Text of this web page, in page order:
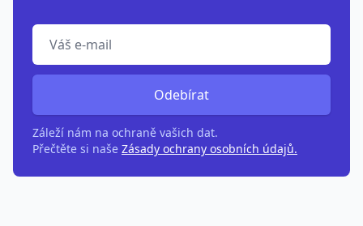
Odebírat
Záleží nám na ochraně vašich dat.
Přečtěte si naše Zásady ochrany osobních údajů.